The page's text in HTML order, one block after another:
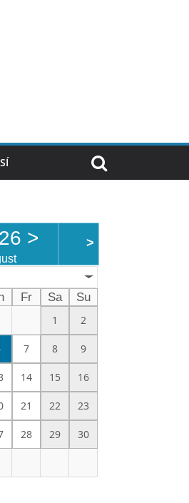
> >
Fr Sa
Su
1
2
7 8 9
14 15 16
21 22 23
28 29 30